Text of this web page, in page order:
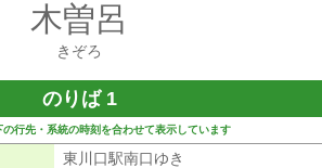
木曽呂
きぞろ
のりば 1
行先・系統の時刻を合わせて表示しています
東川口駅南口ゆき